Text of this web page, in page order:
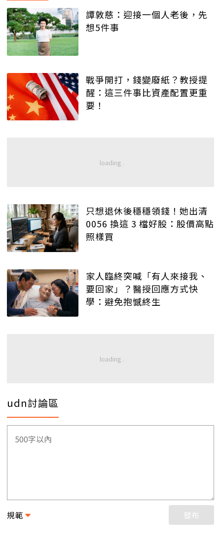
譚敦慈：迎接一個人老後，先
想5件事
戰爭開打，錢變廢紙？教授提
醒：這三件事比資產配置更重
要！
只想退休後穩穩領錢！她出清
0056 換這 3 檔好股：股價高點
照樣買
家人臨終突喊「有人來接我、
要回家」？醫授回應方式快
學：避免抱憾終生
udn討論區
規範 發布